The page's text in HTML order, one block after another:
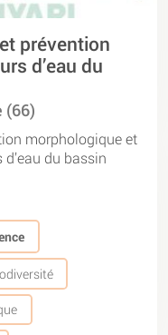
prévention
d’eau du
(66)
morphologique et
du bassin